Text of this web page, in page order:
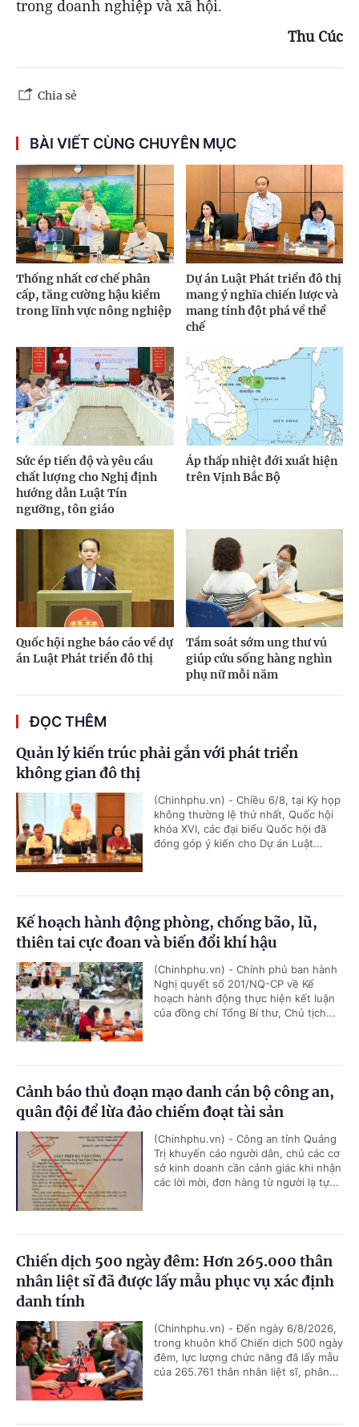
trong doanh nghiệp và xã hội.
Thu Cúc
Chia sẻ
BÀI VIẾT CÙNG CHUYÊN MỤC
Thống nhất cơ chế phân
cấp, tăng cường hậu kiểm
trong lĩnh vực nông nghiệp
Dự án Luật Phát triển đô thị
mang ý nghĩa chiến lược và
mang tính đột phá về thể
chế
Sức ép tiến độ và yêu cầu
chất lượng cho Nghị định
hướng dẫn Luật Tín
ngưỡng, tôn giáo
Áp thấp nhiệt đới xuất hiện
trên Vịnh Bắc Bộ
Quốc hội nghe báo cáo về dự
án Luật Phát triển đô thị
Tầm soát sớm ung thư vú
giúp cứu sống hàng nghìn
phụ nữ mỗi năm
ĐỌC THÊM
Quản lý kiến trúc phải gắn với phát triển
không gian đô thị
(Chinhphu.vn) - Chiều 6/8, tại Kỳ họp
không thường lệ thứ nhất, Quốc hội
khóa XVI, các đại biểu Quốc hội đã
đóng góp ý kiến cho Dự án Luật...
Kế hoạch hành động phòng, chống bão, lũ,
thiên tai cực đoan và biến đổi khí hậu
(Chinhphu.vn) - Chính phủ ban hành
Nghị quyết số 201/NQ-CP về Kế
hoạch hành động thực hiện kết luận
của đồng chí Tổng Bí thư, Chủ tịch...
Cảnh báo thủ đoạn mạo danh cán bộ công an,
quân đội để lừa đảo chiếm đoạt tài sản
(Chinhphu.vn) - Công an tỉnh Quảng
Trị khuyến cáo người dân, chủ các cơ
sở kinh doanh cần cảnh giác khi nhận
các lời mời, đơn hàng từ người lạ tự...
Chiến dịch 500 ngày đêm: Hơn 265.000 thân
nhân liệt sĩ đã được lấy mẫu phục vụ xác định
danh tính
(Chinhphu.vn) - Đến ngày 6/8/2026,
trong khuôn khổ Chiến dịch 500 ngày
đêm, lực lượng chức năng đã lấy mẫu
của 265.761 thân nhân liệt sĩ, phân...